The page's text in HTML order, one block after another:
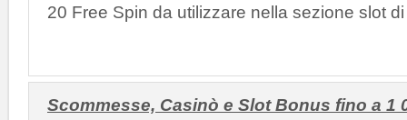
20 Free Spin da utilizzare nella sezione slot
Scommesse, Casinò e Slot Bonus fino a 1